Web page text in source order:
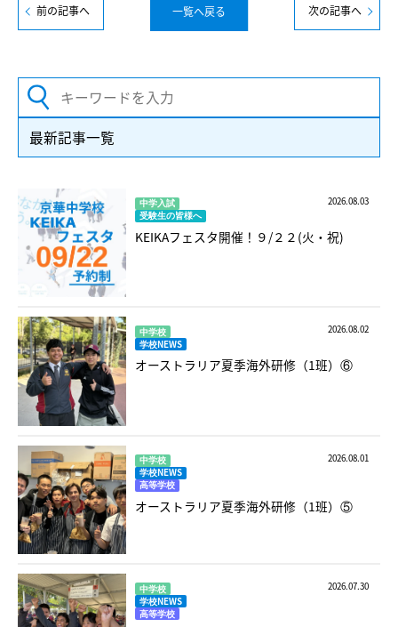
前の記事へ 一覧へ戻る 次の記事へ
最新記事一覧
中学入試
受験生の皆様へ
2026.08.03
KEIKAフェスタ開催！９/２２(火・祝)
中学校
学校NEWS
2026.08.02
オーストラリア夏季海外研修（1班）⑥
中学校
学校NEWS
高等学校
2026.08.01
オーストラリア夏季海外研修（1班）⑤
中学校
学校NEWS
高等学校
2026.07.30